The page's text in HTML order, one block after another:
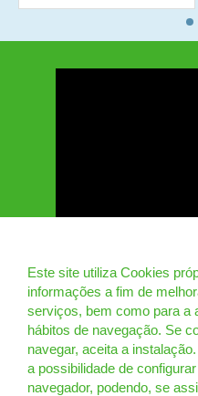
Este site utiliza Cookies
informações a fim de
serviços, bem como para a
hábitos de navegação. Se
navegar, aceita a
a possibilidade de
navegador, podendo, se